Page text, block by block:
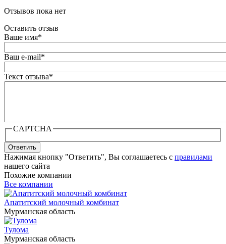
Отзывов пока нет
Оставить отзыв
Ваше имя*
Ваш e-mail*
Текст отзыва*
CAPTCHA
Ответить
Нажимая кнопку "Ответить", Вы соглашаетесь с правилами
нашего сайта
Похожие компании
Все компании
Апатитский молочный комбинат
Мурманская область
Тулома
Мурманская область